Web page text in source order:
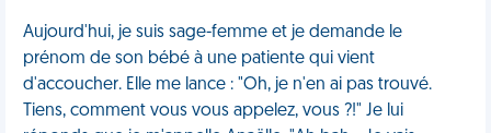
Aujourd'hui, je suis sage-femme et je demande le
prénom de son bébé à une patiente qui vient
d'accoucher. Elle me lance : "Oh, je n'en ai pas trouvé.
Tiens, comment vous vous appelez, vous ?!" Je lui